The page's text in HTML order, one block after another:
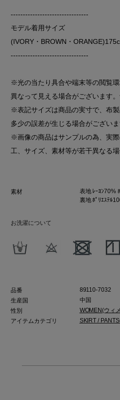
--------------------------------
モデル着用サイズ
(IVORY・BROWN・
--------------------------------
※光の当たり具合や端末等の閲覧
異なって見える場合がございます。
※表記サイズは商品の実寸で、布
多少の誤差が生じる場合がございま
※画像の商品はサンプルの為、実
工、サイズ、素材等が若干異なる場
素材
表地 ﾚｰﾖﾝ70%
裏地 ﾎﾟﾘｴｽﾃﾙ
お洗濯について
品番
89110-7032
生産国
中国
性別
WOMEN(ウィ
アイテムカテゴリ
SKIRT /